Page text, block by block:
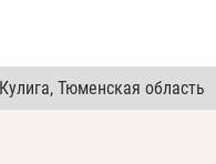
Тюменская область